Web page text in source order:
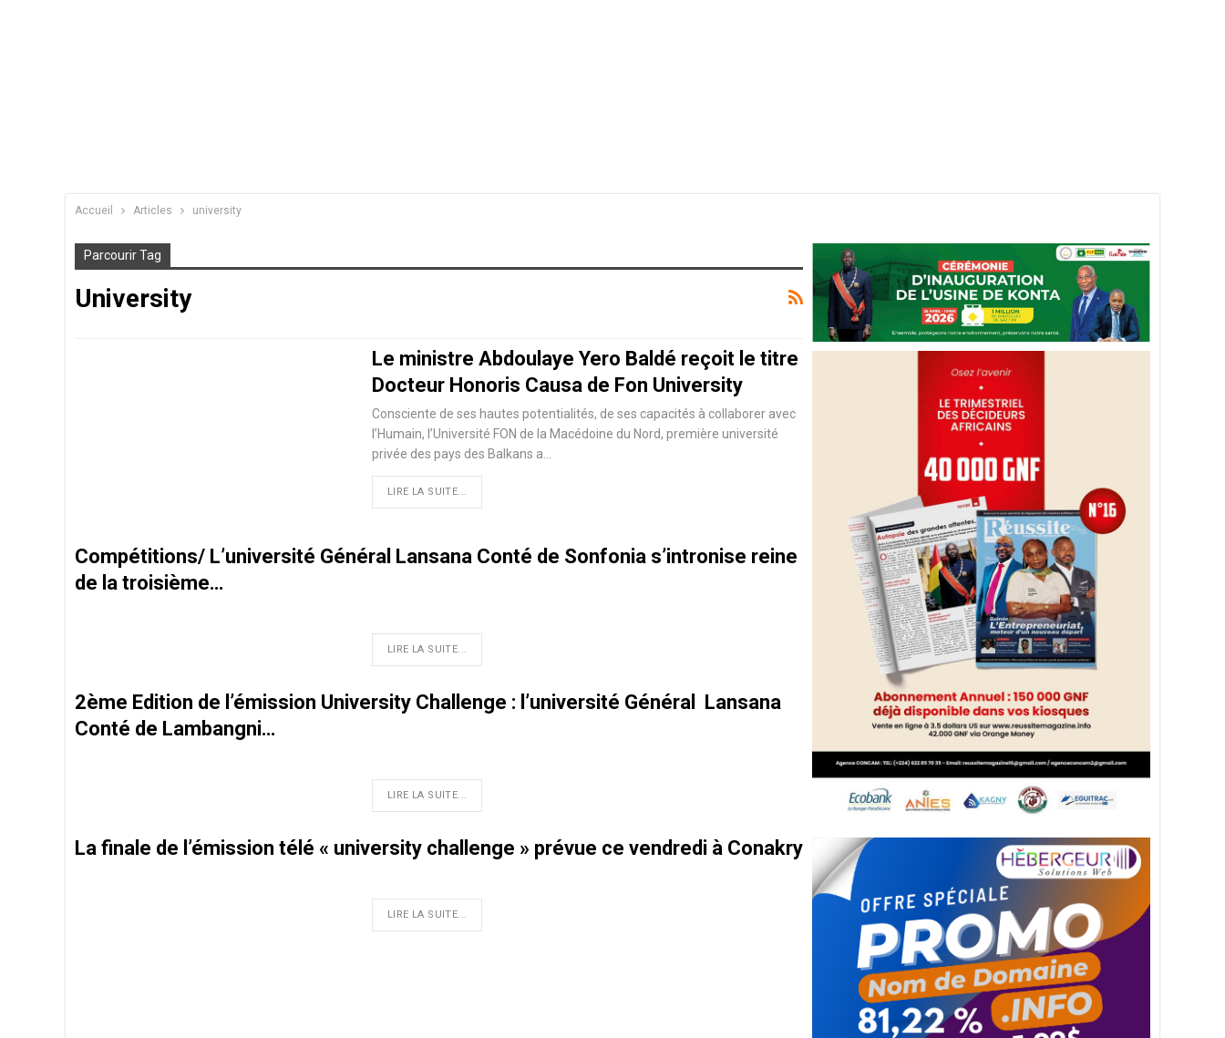
Accueil Articles university
Parcourir Tag
University
Le ministre Abdoulaye Yero Baldé reçoit le titre
Docteur Honoris Causa de Fon University
Consciente de ses hautes potentialités, de ses capacités à collaborer avec
l’Humain, l’Université FON de la Macédoine du Nord, première université
privée des pays des Balkans a
LIRE LA SUITE...
Compétitions/ L’université Général Lansana Conté de Sonfonia s’intronise reine
de la troisième…
LIRE LA SUITE...
2ème Edition de l’émission University Challenge : l’université Général Lansana
Conté de Lambangni…
LIRE LA SUITE...
La finale de l’émission télé « university challenge » prévue ce vendredi à Conakry
LIRE LA SUITE...